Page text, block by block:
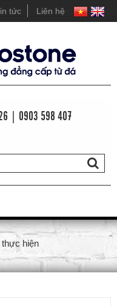
tức Liên hệ
| 0903 598 407
thực hiện